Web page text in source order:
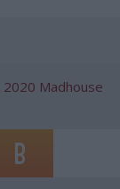
2020 Madhouse